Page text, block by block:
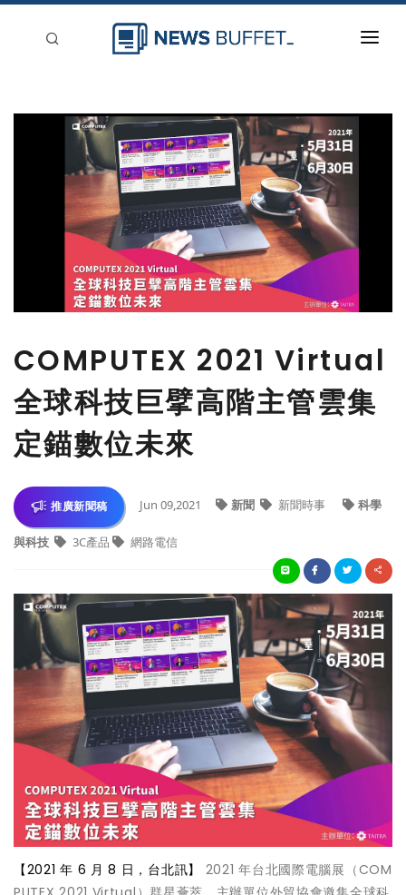
新聞稿分類
刊登
COMPUTEX 2021 Virtual
全球科技巨擘高階主管雲集
定錨數位未來
推廣新聞稿 Jun 09,2021 新聞 新聞時事 科學
與科技 3C產品 網路電信
【2021 年 6 月 8 日，台北訊】 2021 年台北國際電腦展（COM